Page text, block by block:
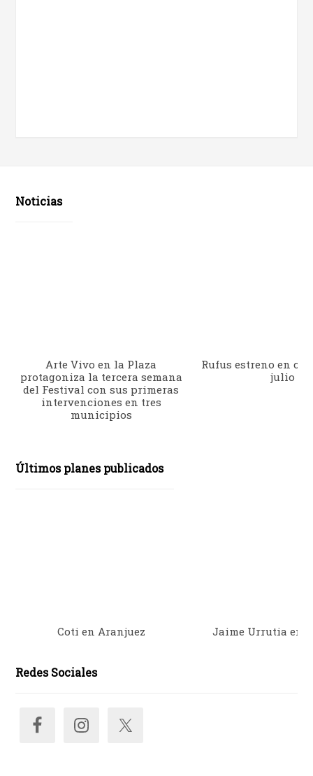
Noticias
Arte Vivo en la Plaza
protagoniza la tercera semana
del Festival con sus primeras
intervenciones en tres
municipios
Rufus estreno en
julio
Últimos planes publicados
Coti en Aranjuez Jaime Urrutia en
Redes Sociales